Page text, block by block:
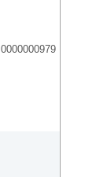
0000000979